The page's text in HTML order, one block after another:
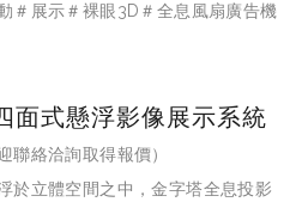
＃展示＃裸眼3D＃全息風扇廣告機
面式懸浮影像展示系統
聯絡洽詢取得報價）
於立體空間之中，金字塔全息投影